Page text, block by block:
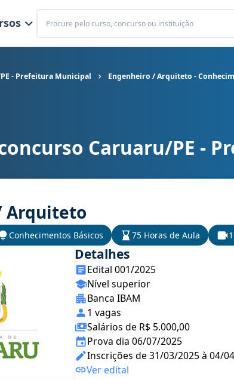
Buscar
- Prefeitura Municipal Engenheiro / Arquiteto -
- Prefeitura Municipal cargo Engenheiro / Arquiteto -
Caruaru/PE -
Arquiteto
Conhecimentos Básicos 75 Horas de Aula
Detalhes
Edital 001/2025
Nível superior
Banca IBAM
1 vagas
Salários de R$ 5.000,00
Prova dia 06/07/2025
Inscrições de 31/03/2025 à 04/
Ver edital